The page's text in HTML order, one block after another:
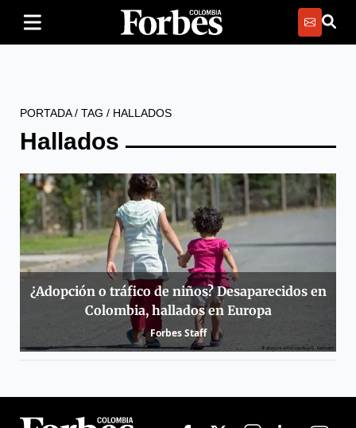
PORTADA/ TAG / HALLADOS
Hallados
¿Adopción o tráfico de niños? Desaparecidos en
Colombia, hallados en Europa
Forbes Staff